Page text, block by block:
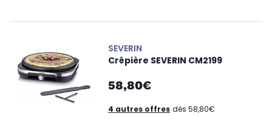
SEVERIN
Crêpière SEVERIN CM2199
58,80€
4 autres offres dès 58,80€